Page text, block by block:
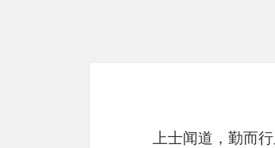
上士闻道，勤而行